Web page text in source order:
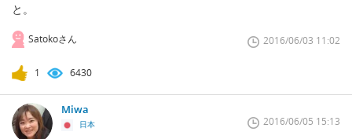
と。
Satokoさん 2016/06/03 11:02
1 6430
Miwa
日本 2016/06/05 15:13